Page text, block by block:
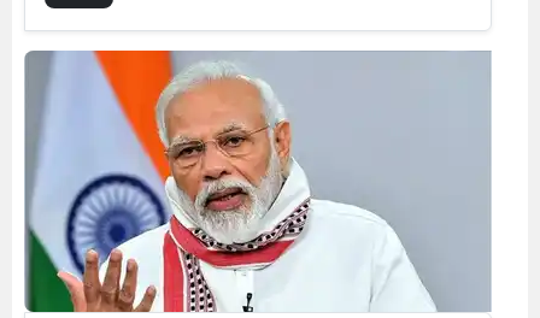
Düzce